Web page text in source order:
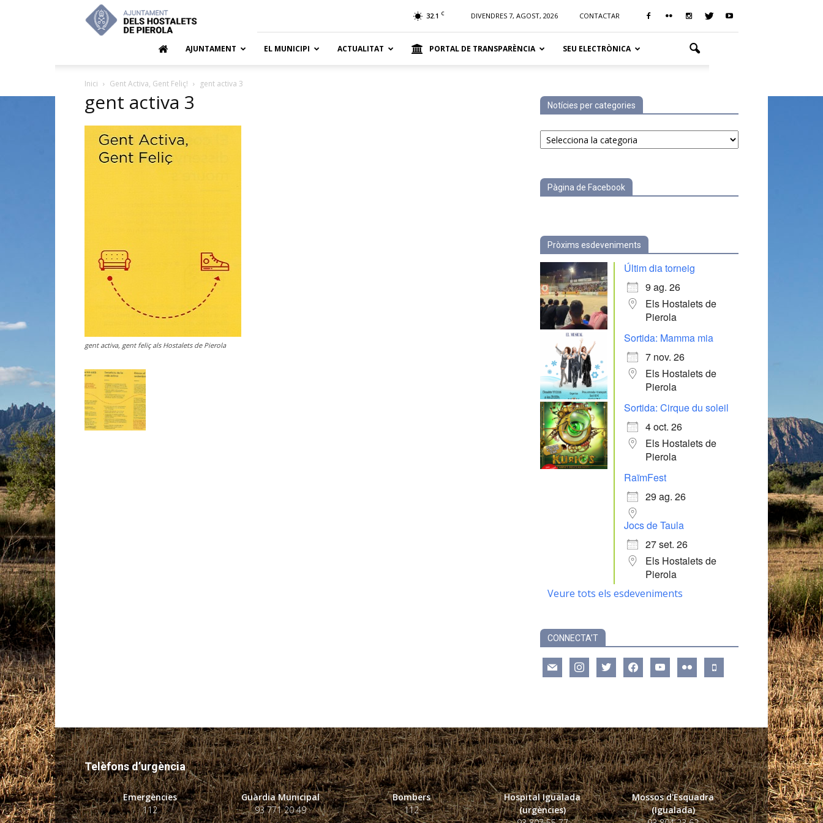
Hostalets
de
32.1 C DIVENDRES 7, AGOST, 2026 CONTACTAR
AJUNTAMENT EL MUNICIPI ACTUALITAT PORTAL DE TRANSPARÈNCIA SEU ELECTRÒNICA
Inici Gent Activa, Gent Feliç! gent activa 3
gent activa 3
gent activa, gent feliç als Hostalets de Pierola
Notícies per categories
Notícies
per
Pàgina de Facebook
Pròxims esdeveniments
Últim dia torneig
9 ag. 26
Els Hostalets de
Pierola
Sortida: Mamma mia
7 nov. 26
Els Hostalets de
Pierola
Sortida: Cirque du soleil
4 oct. 26
Els Hostalets de
Pierola
RaïmFest
29 ag. 26
Jocs de Taula
27 set. 26
Els Hostalets de
Pierola
Veure tots els esdeveniments
CONNECTA’T
mail instagramtwitter facebookyoutube flickr mobile
Telèfons d’urgència
Emergències
112
Guàrdia Municipal
93 771 20 49
Bombers
112
Hospital Igualada
(urgències)
Mossos d'Esquadra
(Igualada)